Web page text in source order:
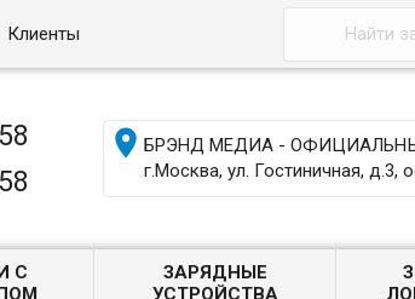
Клиенты
БРЭНД МЕДИА - ОФИЦИАЛЬНЫЙ
г.Москва, ул. Гостиничная,
С
ЗАРЯДНЫЕ
УСТРОЙСТВА